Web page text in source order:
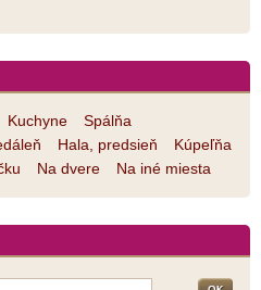
Kuchyne
Spálňa
Hala, predsieň
Kúpeľňa
Na dvere Na iné miesta